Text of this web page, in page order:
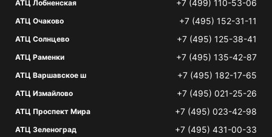
АТЦ Лобненская +7 (499) 110-53-06
АТЦ Очаково +7 (495) 152-31-11
АТЦ Солнцево +7 (495) 125-38-41
АТЦ Раменки +7 (495) 135-42-87
АТЦ Варшавское ш +7 (495) 182-17-65
АТЦ Измайлово +7 (495) 021-25-26
АТЦ Проспект Мира +7 (495) 023-42-98
АТЦ Зеленоград +7 (495) 431-00-33